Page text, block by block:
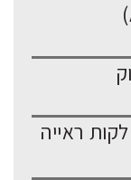
ראייה